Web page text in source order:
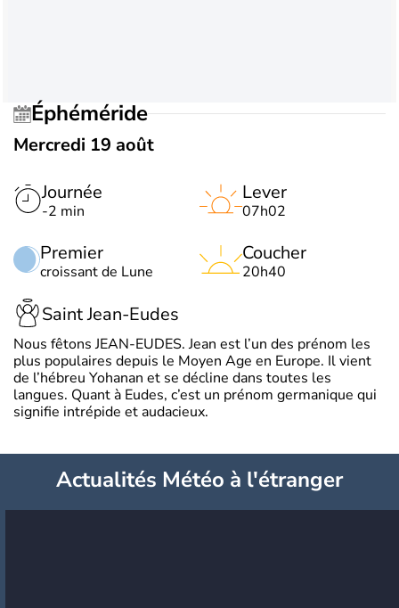
Éphéméride
Mercredi 19 août
Journée
-2 min
Premier
croissant de Lune
Lever
07h02
Coucher
20h40
Saint Jean-Eudes
Nous fêtons JEAN-EUDES. Jean est l’un des prénom les
plus populaires depuis le Moyen Age en Europe. Il vient
de l’hébreu Yohanan et se décline dans toutes les
langues. Quant à Eudes, c’est un prénom germanique qui
signifie intrépide et audacieux.
Actualités Météo à l'étranger